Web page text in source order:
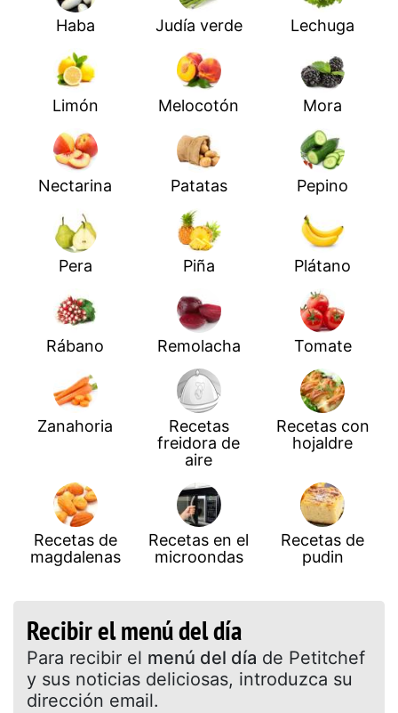
Haba Judía verde Lechuga
Limón Melocotón Mora
Nectarina Patatas Pepino
Pera Piña Plátano
Rábano Remolacha Tomate
Zanahoria
Recetas
freidora de
aire
Recetas con
hojaldre
Recetas de
magdalenas
Recetas en el
microondas
Recetas de
pudin
Recibir el menú del día
Para recibir el menú del día de Petitchef
y sus noticias deliciosas, introduzca su
dirección email.